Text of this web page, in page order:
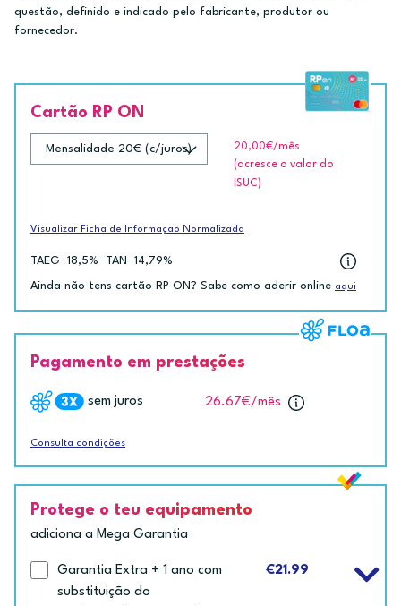
questão, definido e indicado pelo fabricante, produtor ou
fornecedor.
Cartão RP ON
20,00€/mês
(acresce o valor do
ISUC)
Visualizar Ficha de Informação Normalizada
TAEG 18,5% TAN 14,79%
Ainda não tens cartão RP ON? Sabe como aderir online aqui
Pagamento em prestações
sem juros 26.67€/mês
Consulta condições
Protege o teu equipamento
adiciona a Mega Garantia
Garantia Extra + 1 ano com
substituição do
€21.99